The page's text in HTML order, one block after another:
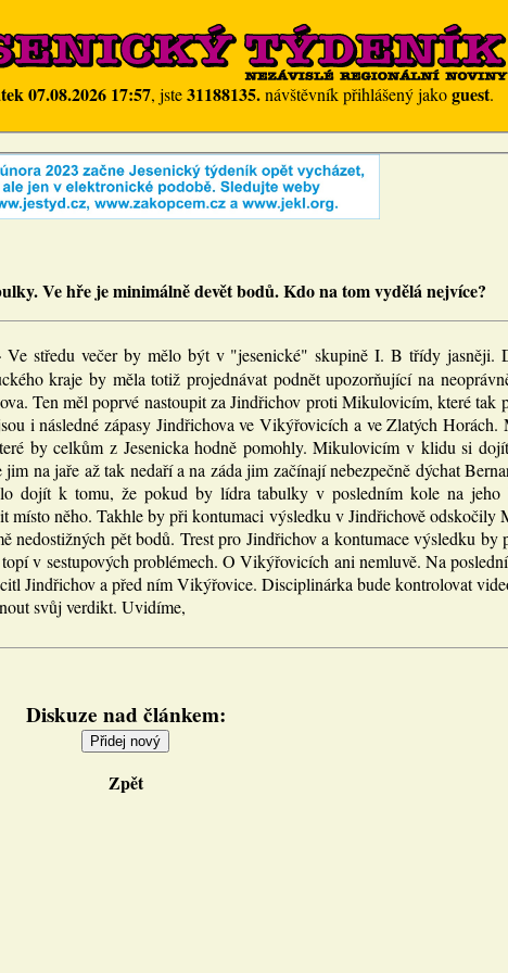
07.08.2026 17:57, jste31188135.návštěvník přihlášený jakoguest.
Ve hře je minimálně devět bodů. Kdo na tom vydělá nejvíce?
Ve středu večer by mělo být v "jesenické" skupině I. B třídy jasněji.
kraje by měla totiž projednávat podnět upozorňující na
Ten měl poprvé nastoupit za Jindřichov proti Mikulovicím, které tak
i následné zápasy Jindřichova ve Vikýřovicích a ve Zlatých Horách.
by celkům z Jesenicka hodně pomohly. Mikulovicím v klidu si
jim na jaře až tak nedaří a na záda jim začínají nebezpečně dýchat
dojít k tomu, že pokud by lídra tabulky v posledním kole na
místo něho. Takhle by při kontumaci výsledku v Jindřichově odskočily
nedostižných pět bodů. Trest pro Jindřichov a kontumace výsledku
topí v sestupových problémech. O Vikýřovicích ani nemluvě. Na
Jindřichov a před ním Vikýřovice. Disciplinárka bude kontrolovat
svůj verdikt. Uvidíme,
Diskuze nad článkem:
Zpět